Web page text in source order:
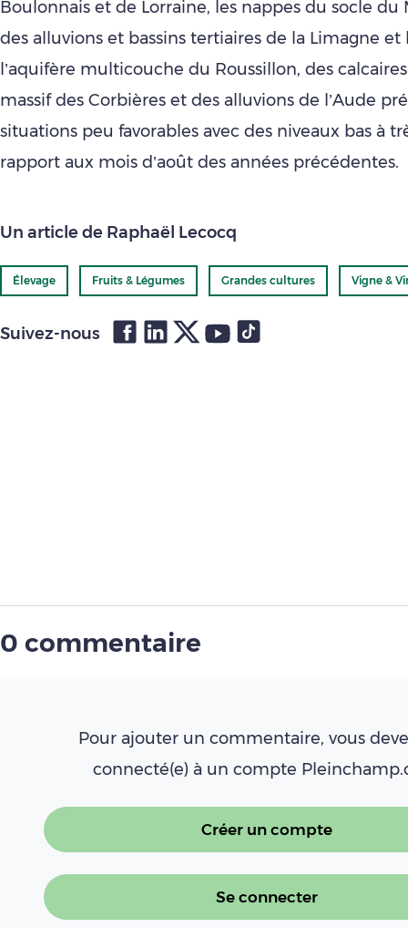
Boulonnais et de Lorraine, les nappes du socle du
des alluvions et bassins tertiaires de la Limagne et
l’aquifère multicouche du Roussillon, des
massif des Corbières et des alluvions de l’Aude
situations peu favorables avec des niveaux bas à
rapport aux mois d’août des années précédentes.
Un article de Raphaël Lecocq
Élevage Fruits & Légumes Grandes cultures Vigne &
Suivez-nous
0 commentaire
Pour ajouter un commentaire, vous
connecté(e) à un compte
Créer un compte
Se connecter